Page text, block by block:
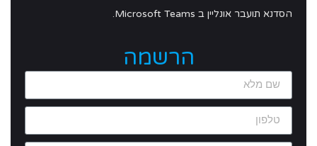
הסדנא תועבר אונליין ב Microsoft Teams.
הרשמה